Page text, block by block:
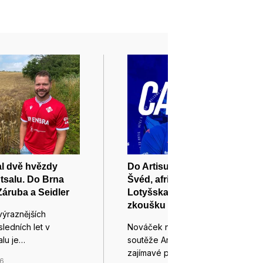
dvě hvězdy
Do Brna
a Seidler
let v
je…
Do Artisu dorazili urostlý
Švéd, africký talent z
Lotyšska a na hostování a
zkoušku dva hráči Slavie
Nováček nejvyšší fotbalové
soutěže Artis Brno hlásí další
zajímavé posily.…